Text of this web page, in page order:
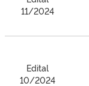
11/2024
Edital
10/2024